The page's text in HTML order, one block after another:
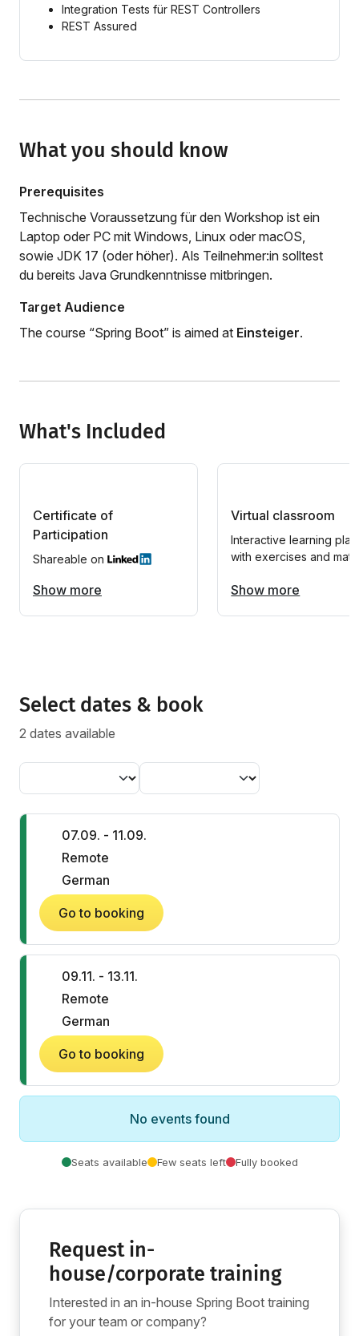
Integration Tests für REST Controllers
REST Assured
What you should know
Prerequisites
Technische Voraussetzung für den Workshop ist ein
Laptop oder PC mit Windows, Linux oder macOS,
sowie JDK 17 (oder höher). Als Teilnehmer:in solltest
du bereits Java Grundkenntnisse mitbringen.
Target Audience
The course “Spring Boot” is aimed at Einsteiger.
What's Included
Certificate of
Participation
Shareable on
Show more
Virtual classroom
Interactive learning
with exercises and
Show more
Select dates & book
2 dates available
07.09. - 11.09.
Remote
German
Go to booking
09.11. - 13.11.
Remote
German
Go to booking
No events found
Seats available Few seats left Fully booked
Request in-
house/corporate training
Interested in an in-house Spring Boot training
for your team or company?